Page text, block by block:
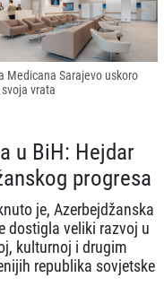
Medicana Sarajevo uskoro
vrata
u BiH: Hejdar
progresa
je, Azerbejdžanska
dostigla veliki razvoj u
kulturnoj i drugim
republika sovjetske